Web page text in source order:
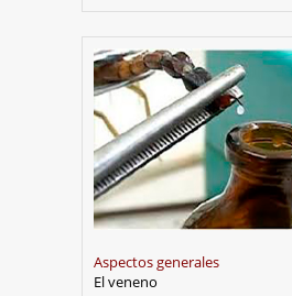
Aspectos generales
El veneno